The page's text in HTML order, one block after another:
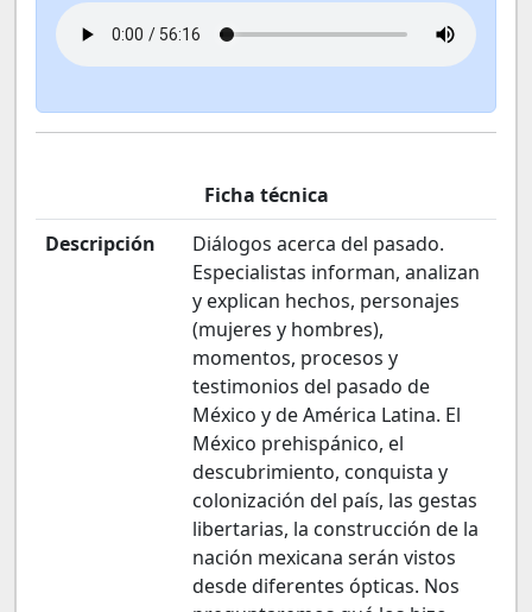
Ficha técnica
Descripción
Diálogos acerca del pasado.
Especialistas informan, analizan
y explican hechos, personajes
(mujeres y hombres),
momentos, procesos y
testimonios del pasado de
México y de América Latina. El
México prehispánico, el
descubrimiento, conquista y
colonización del país, las gestas
libertarias, la construcción de la
nación mexicana serán vistos
desde diferentes ópticas. Nos